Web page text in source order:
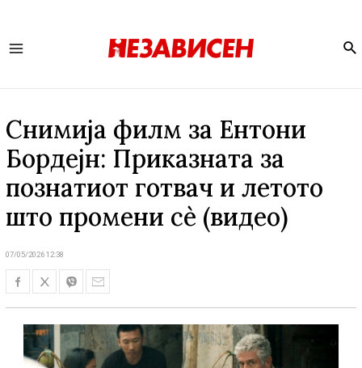
Снимија филм за Ентони
Бордејн: Приказната за
познатиот готвач и летото
што промени сè (видео)
07/05/2026 12:38